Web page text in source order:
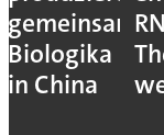
gemeinsam
Biologika
in China